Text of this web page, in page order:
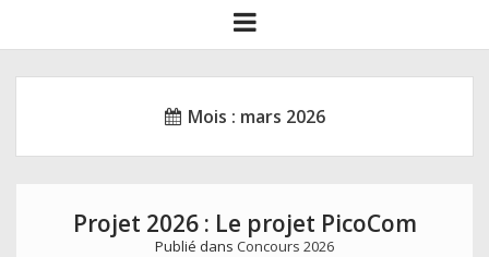
ARTICLES
LE CONCOURS
RESSOURCES
open
menu
Mois : mars 2026
Projet 2026 : Le projet PicoCom
Publié dans Concours 2026